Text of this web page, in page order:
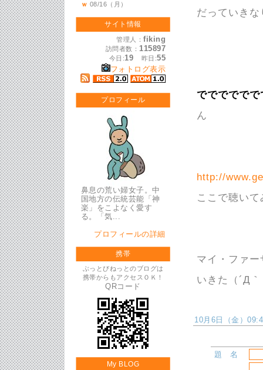
ｗ 08/16（月）
サイト情報
管理人： fiking
訪問者数： 115897
今日:19 昨日:55
フォトログ表示
プロフィール
鼻息の荒い婦女子。中
国地方の伝統芸能「神
楽」をこよなく愛す
る。「気...
プロフィールの詳細
携帯
ぶっとびねっとのブログは
携帯からもアクセスＯＫ！
QRコード
My BLOG
だっていきな
ででででで
ん
http://
ここで聴い
マイ・ファ
いきた（´Д
10月6日（金）
題 名